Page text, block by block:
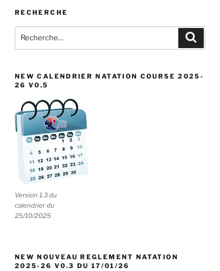
RECHERCHE
pour
NEW CALENDRIER NATATION COURSE 2025-
26 V0.5
Version 1.3 du
calendrier du
25/10/2025
NEW NOUVEAU REGLEMENT NATATION
2025-26 V0.3 DU 17/01/26